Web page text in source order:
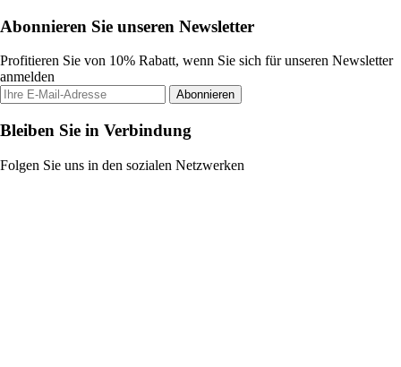
Abonnieren Sie unseren Newsletter
Profitieren Sie von 10% Rabatt, wenn Sie sich für unseren Newsletter
anmelden
Abonnieren
Bleiben Sie in Verbindung
Folgen Sie uns in den sozialen Netzwerken